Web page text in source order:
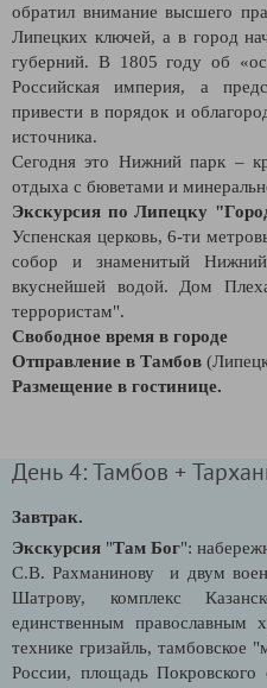
обратил внимание высшего
Липецких ключей, а в город
губерний. В 1805 году об
Российская империя, а
привести в порядок и
источника.
Сегодня это Нижний парк –
отдыха с бюветами и
Экскурсия по Липецку
Успенская церковь, 6-ти
собор и знаменитый
вкуснейшей водой. Дом
террористам".
Свободное время в городе
Отправление в Тамбов
Размещение в гостинице.
День 4: Тамбов +
Завтрак.
Экскурсия "Там Бог":
С.В. Рахманинову и двум
Шатрову, комплекс
единственным
технике гризайль, тамбовское
России, площадь